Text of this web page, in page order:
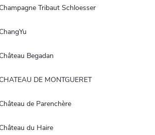
Champagne Tribaut Schloesser
ChangYu
Château Begadan
CHATEAU DE MONTGUERET
Château de Parenchère
Château du Haire